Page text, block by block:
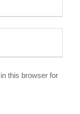
this browser for